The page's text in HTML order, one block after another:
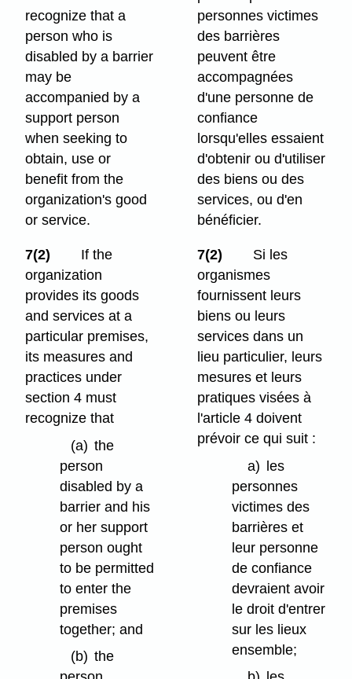
recognize that a
person who is
disabled by a barrier
may be
accompanied by a
support person
when seeking to
obtain, use or
benefit from the
organization's good
or service.
personnes victimes
des barrières
peuvent être
accompagnées
d'une personne de
confiance
lorsqu'elles essaient
d'obtenir ou d'utiliser
des biens ou des
services, ou d'en
bénéficier.
7(2)
If the
organization
provides its goods
and services at a
particular premises,
its measures and
practices under
section 4 must
recognize that
(a) the
person
disabled by a
barrier and his
or her support
person ought
to be permitted
to enter the
premises
together; and
(b) the
7(2)
Si les
organismes
fournissent leurs
biens ou leurs
services dans un
lieu particulier, leurs
mesures et leurs
pratiques visées à
l'article 4 doivent
prévoir ce qui suit :
a) les
personnes
victimes des
barrières et
leur personne
de confiance
devraient avoir
le droit d'entrer
sur les lieux
ensemble;